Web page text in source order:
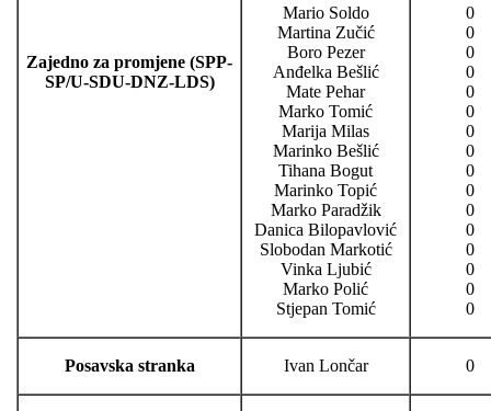
Zajedno za promjene (SPP-
SP/U-SDU-DNZ-LDS)
Mario Soldo
Martina Zučić
Boro Pezer
Anđelka Bešlić
Mate Pehar
Marko Tomić
Marija Milas
Marinko Bešlić
Tihana Bogut
Marinko Topić
Marko Paradžik
Danica Bilopavlović
Slobodan Markotić
Vinka Ljubić
Marko Polić
Stjepan Tomić
0
0
0
0
0
0
0
0
0
0
0
0
0
0
0
0
Posavska stranka Ivan Lončar 0